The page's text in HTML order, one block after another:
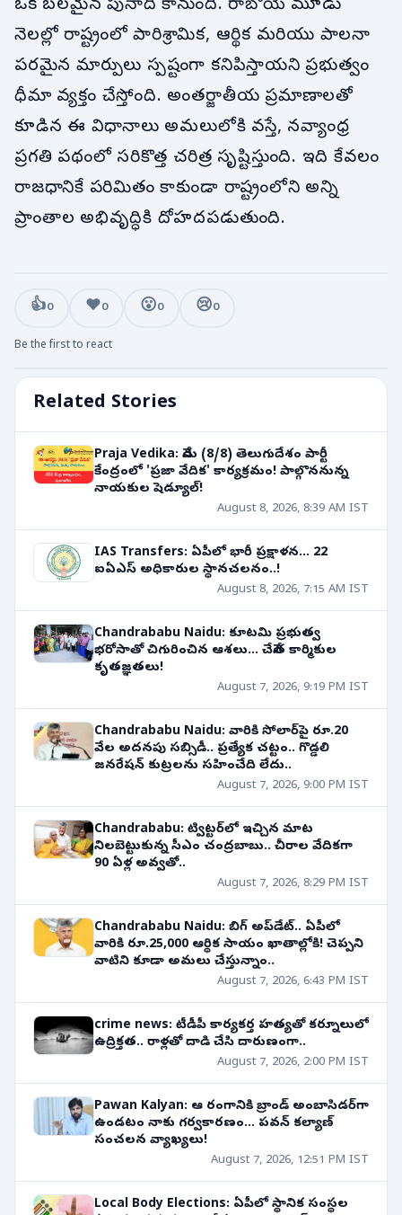
ఒక బలమైన పునాది కానుంది. రాబోయే మూడు
నెలల్లో రాష్ట్రంలో పారిశ్రామిక, ఆర్థిక మరియు పాలనా
పరమైన మార్పులు స్పష్టంగా కనిపిస్తాయని ప్రభుత్వం
ధీమా వ్యక్తం చేస్తోంది. అంతర్జాతీయ ప్రమాణాలతో
కూడిన ఈ విధానాలు అమలులోకి వస్తే, నవ్యాంధ్ర
ప్రగతి పథంలో సరికొత్త చరిత్ర సృష్టిస్తుంది. ఇది కేవలం
రాజధానికే పరిమితం కాకుండా రాష్ట్రంలోని అన్ని
ప్రాంతాల అభివృద్ధికి దోహదపడుతుంది.
Related Stories
Praja Vedika: నేడు (8/8) తెలుగుదేశం పార్టీ
కేంద్రంలో 'ప్రజా వేదిక' కార్యక్రమం! పాల్గొననున్న
నాయకుల షెడ్యూల్!
August 8, 2026, 8:39 AM IST
IAS Transfers: ఏపీలో భారీ ప్రక్షాళన... 22
ఐఏఎస్ అధికారుల స్థానచలనం..!
August 8, 2026, 7:15 AM IST
Chandrababu Naidu: కూటమి ప్రభుత్వ
భరోసాతో చిగురించిన ఆశలు... చేనేత కార్మికుల
కృతజ్ఞతలు!
August 7, 2026, 9:19 PM IST
Chandrababu Naidu: వారికి సోలార్‌పై రూ.20
వేల అదనపు సబ్సిడీ.. ప్రత్యేక చట్టం.. గొడ్డలి
జనరేషన్ కుట్రలను సహించేది లేదు..
August 7, 2026, 9:00 PM IST
Chandrababu: ట్విట్టర్‌లో ఇచ్చిన మాట
నిలబెట్టుకున్న సీఎం చంద్రబాబు.. చీరాల వేదికగా
90 ఏళ్ల అవ్వతో..
August 7, 2026, 8:29 PM IST
Chandrababu Naidu: బిగ్ అప్‌డేట్.. ఏపీలో
వారికి రూ.25,000 ఆర్థిక సాయం ఖాతాల్లోకి! చెప్పని
వాటిని కూడా అమలు చేస్తున్నాం..
August 7, 2026, 6:43 PM IST
crime news: టీడీపీ కార్యకర్త హత్యతో కర్నూలులో
ఉద్రిక్తత.. రాళ్లతో దాడి చేసి దారుణంగా..
August 7, 2026, 2:00 PM IST
Pawan Kalyan: ఆ రంగానికి బ్రాండ్ అంబాసిడర్‌గా
ఉండటం నాకు గర్వకారణం... పవన్ కల్యాణ్
సంచలన వ్యాఖ్యలు!
August 7, 2026, 12:51 PM IST
Local Body Elections: ఏపీలో స్థానిక సంస్థల
👍0 ❤️0 😮0 😢0
Be the first to react